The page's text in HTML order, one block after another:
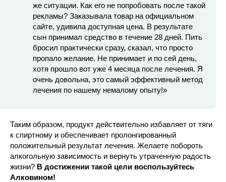
же ситуации. Как его не попробовать после такой
рекламы? Заказывала товар на официальном
сайте, удивила доступная цена. В результате
сын принимал средство в течение 28 дней. Пить
бросил практически сразу, сказал, что просто
пропало желание. Не принимает и по сей день,
хотя прошло вот уже 4 месяца после лечения. Я
очень довольна, это самый эффективный метод
лечения по нашему немалому опыту!»
Таким образом, продукт действительно избавляет от тяги
к спиртному и обеспечивает пролонгированный
положительный результат лечения. Желаете побороть
алкогольную зависимость и вернуть утраченную радость
жизни? В достижении такой цели воспользуйтесь
Алковином!